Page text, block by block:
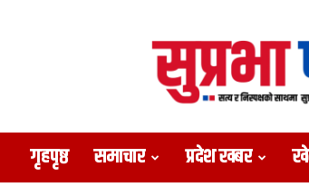
Post
गृहपृष्ठ समाचार प्रदेश खबर